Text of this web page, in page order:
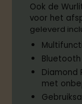
Ook de
voor het
geleverd
Diamond
met